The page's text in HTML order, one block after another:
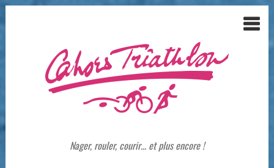
Nager, rouler, courir… et plus encore !